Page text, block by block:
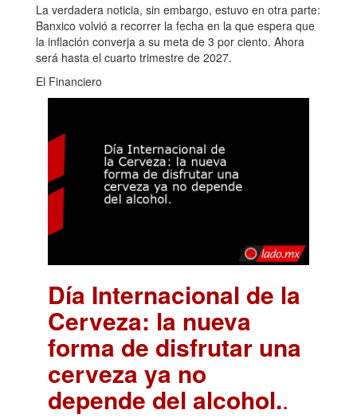
La verdadera noticia, sin embargo, estuvo en otra parte:
Banxico volvió a recorrer la fecha en la que espera que
la inflación converja a su meta de 3 por ciento. Ahora
será hasta el cuarto trimestre de 2027.
El Financiero
Día Internacional de la
Cerveza: la nueva
forma de disfrutar una
cerveza ya no
depende del alcohol..